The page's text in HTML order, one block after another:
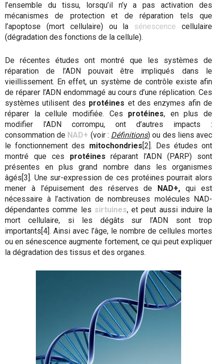
l’ensemble du tissu, lorsqu’il n’y a pas activation des
mécanismes de protection et de réparation tels que
l’apoptose (mort cellulaire) ou la sénescence cellulaire
(dégradation des fonctions de la cellule).
De récentes études ont montré que les systèmes de
réparation de l’ADN pouvait être impliqués dans le
vieillissement. En effet, un système de contrôle existe afin
de réparer l’ADN endommagé au cours d’une réplication. Ces
systèmes utilisent des protéines et des enzymes afin de
réparer la cellule modifiée. Ces protéines, en plus de
modifier l’ADN corrompu, ont d’autres impacts :
consommation de NAD+ (voir : Définitions) ou des liens avec
le fonctionnement des mitochondries[2]. Des études ont
montré que ces protéines réparant l’ADN (PARP) sont
présentes en plus grand nombre dans les organismes
âgés[3]. Une sur-expression de ces protéines pourrait alors
mener à l’épuisement des réserves de NAD+,qui est
nécessaire à l’activation de nombreuses molécules NAD-
dépendantes comme les sirtuines, et peut aussi induire la
mort cellulaire, si les dégâts sur l’ADN sont trop
importants[4]. Ainsi avec l’âge, le nombre de cellules mortes
ou en sénescence augmente fortement, ce qui peut expliquer
la dégradation des tissus et des organes.